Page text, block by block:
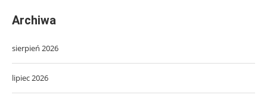
Archiwa
sierpień 2026
lipiec 2026